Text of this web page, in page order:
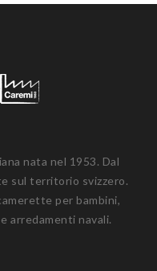
nata nel 1953. Dal
sul territorio svizzero.
per bambini,
arredamenti navali.